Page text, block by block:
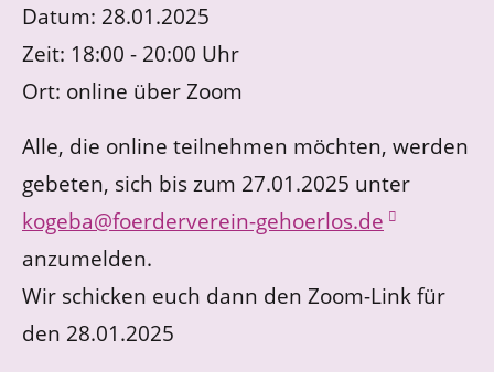
Datum: 28.01.2025
Zeit: 18:00 - 20:00 Uhr
Ort: online über Zoom
Alle, die online teilnehmen möchten, werden
gebeten, sich bis zum 27.01.2025 unter
kogeba@foerderverein-gehoerlos.de
anzumelden.
Wir schicken euch dann den Zoom-Link für
den 28.01.2025